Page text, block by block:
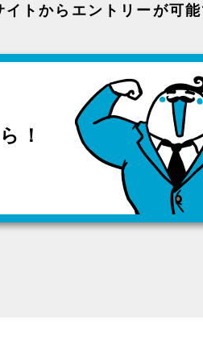
トからエントリーが可
！